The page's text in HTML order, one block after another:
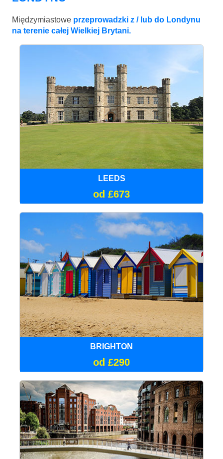
Międzymiastowe przeprowadzki z / lub do Londynu
na terenie całej Wielkiej Brytani.
LEEDS
od £673
BRIGHTON
od £290